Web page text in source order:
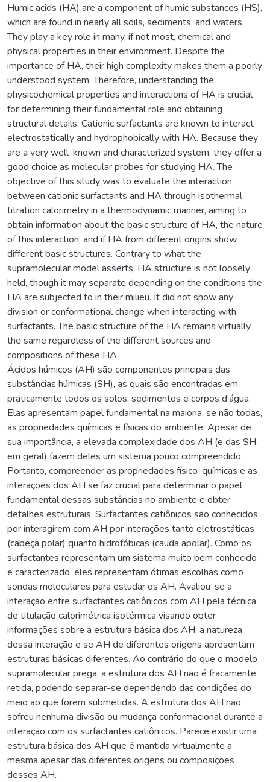
Humic acids (HA) are a component of humic substances (HS),
which are found in nearly all soils, sediments, and waters.
They play a key role in many, if not most, chemical and
physical properties in their environment. Despite the
importance of HA, their high complexity makes them a poorly
understood system. Therefore, understanding the
physicochemical properties and interactions of HA is crucial
for determining their fundamental role and obtaining
structural details. Cationic surfactants are known to interact
electrostatically and hydrophobically with HA. Because they
are a very well-known and characterized system, they offer a
good choice as molecular probes for studying HA. The
objective of this study was to evaluate the interaction
between cationic surfactants and HA through isothermal
titration calorimetry in a thermodynamic manner, aiming to
obtain information about the basic structure of HA, the nature
of this interaction, and if HA from different origins show
different basic structures. Contrary to what the
supramolecular model asserts, HA structure is not loosely
held, though it may separate depending on the conditions the
HA are subjected to in their milieu. It did not show any
division or conformational change when interacting with
surfactants. The basic structure of the HA remains virtually
the same regardless of the different sources and
compositions of these HA.
Ácidos húmicos (AH) são componentes principais das
substâncias húmicas (SH), as quais são encontradas em
praticamente todos os solos, sedimentos e corpos d’água.
Elas apresentam papel fundamental na maioria, se não todas,
as propriedades químicas e físicas do ambiente. Apesar de
sua importância, a elevada complexidade dos AH (e das SH,
em geral) fazem deles um sistema pouco compreendido.
Portanto, compreender as propriedades físico-químicas e as
interações dos AH se faz crucial para determinar o papel
fundamental dessas substâncias no ambiente e obter
detalhes estruturais. Surfactantes catiônicos são conhecidos
por interagirem com AH por interações tanto eletrostáticas
(cabeça polar) quanto hidrofóbicas (cauda apolar). Como os
surfactantes representam um sistema muito bem conhecido
e caracterizado, eles representam ótimas escolhas como
sondas moleculares para estudar os AH. Avaliou-se a
interação entre surfactantes catiônicos com AH pela técnica
de titulação calorimétrica isotérmica visando obter
informações sobre a estrutura básica dos AH, a natureza
dessa interação e se AH de diferentes origens apresentam
estruturas básicas diferentes. Ao contrário do que o modelo
supramolecular prega, a estrutura dos AH não é fracamente
retida, podendo separar-se dependendo das condições do
meio ao que forem submetidas. A estrutura dos AH não
sofreu nenhuma divisão ou mudança conformacional durante a
interação com os surfactantes catiônicos. Parece existir uma
estrutura básica dos AH que é mantida virtualmente a
mesma apesar das diferentes origens ou composições
desses AH.